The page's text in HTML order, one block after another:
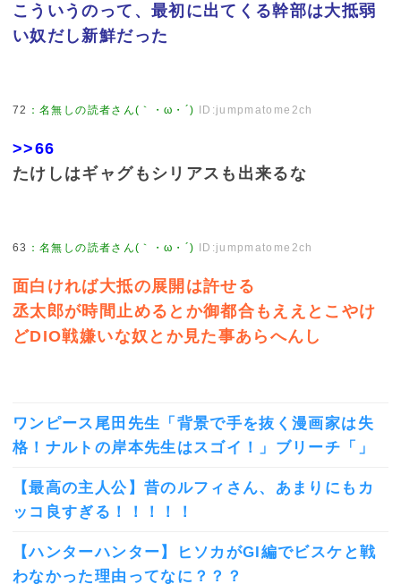
こういうのって、最初に出てくる幹部は大抵弱
い奴だし新鮮だった
72 ：名無しの読者さん(｀・ω・´) ID:jumpmatome2ch
>>66
たけしはギャグもシリアスも出来るな
63 ：名無しの読者さん(｀・ω・´) ID:jumpmatome2ch
面白ければ大抵の展開は許せる
丞太郎が時間止めるとか御都合もええとこやけ
どDIO戦嫌いな奴とか見た事あらへんし
ワンピース尾田先生「背景で手を抜く漫画家は失
格！ナルトの岸本先生はスゴイ！」ブリーチ「」
【最高の主人公】昔のルフィさん、あまりにもカ
ッコ良すぎる！！！！！
【ハンターハンター】ヒソカがGI編でビスケと戦
わなかった理由ってなに？？？